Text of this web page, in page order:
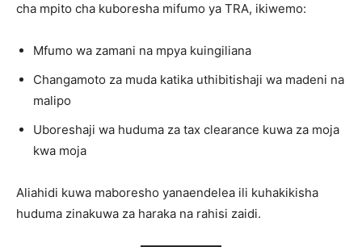
cha mpito cha kuboresha mifumo ya TRA, ikiwemo:
Mfumo wa zamani na mpya kuingiliana
Changamoto za muda katika uthibitishaji wa madeni na
malipo
Uboreshaji wa huduma za tax clearance kuwa za moja
kwa moja
Aliahidi kuwa maboresho yanaendelea ili kuhakikisha
huduma zinakuwa za haraka na rahisi zaidi.